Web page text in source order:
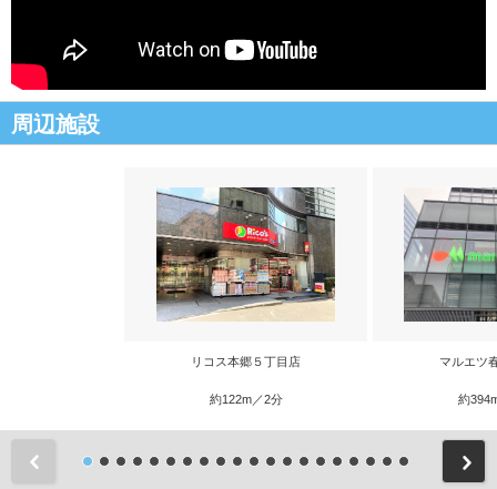
周辺施設
リコス本郷５丁目店
約122m／2分
マルエツ
約